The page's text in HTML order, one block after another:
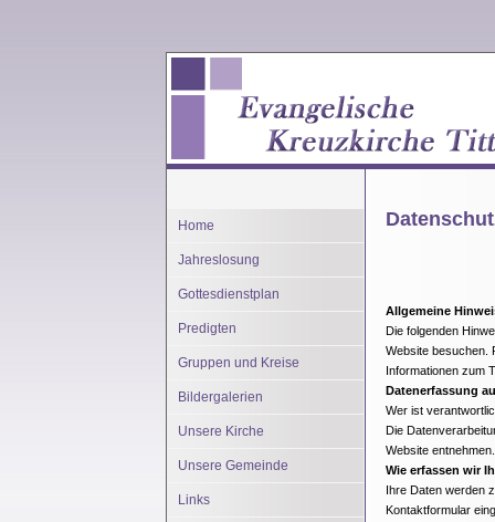
Home
Jahreslosung
Gottesdienstplan
Predigten
Gruppen und Kreise
Bildergalerien
Unsere Kirche
Unsere Gemeinde
Links
Allgemeine
Die folgenden
Website besuchen.
Informationen zum
Datenerfassung
Wer ist
Die
Website entnehmen.
Wie erfassen wir
Ihre Daten werden
Kontaktformular